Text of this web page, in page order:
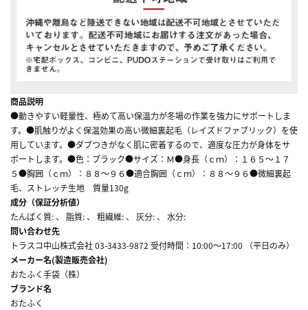
商品説明
●動きやすい軽量性、極めて高い保温力が冬場の作業を強力にサポートしま
す。●肌触りがよく保温効果の高い微細裏起毛（レイズドファブリック）を使
用しています。●ダブつきがなく肌に密着するので、適度な圧力が身体をサ
ポートします。●色：ブラック●サイズ：Ｍ●身長（ｃｍ）：１６５～１７
５●胸囲（ｃｍ）：８８～９６●適合胸囲（ｃｍ）：８８～９６●微細裏起
毛、ストレッチ生地 質量130g
成分（保証分析値）
たんぱく質: 、 脂質: 、 粗繊維: 、 灰分: 、 水分:
問い合わせ先
トラスコ中山株式会社 03-3433-9872 受付時間：10:00～17:00 （平日のみ）
メーカー名(製造販売会社)
おたふく手袋（株）
ブランド名
おたふく